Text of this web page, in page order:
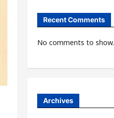
Recent Comments
No comments to show.
Archives